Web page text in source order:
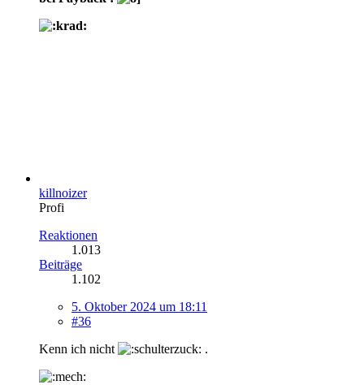
killnoizer
Profi
Reaktionen
1.013
Beiträge
1.102
5. Oktober 2024 um 18:11
#36
Kenn ich nicht
.